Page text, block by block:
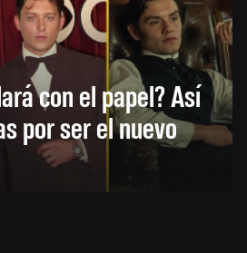
con el papel? Así
por ser el nuevo